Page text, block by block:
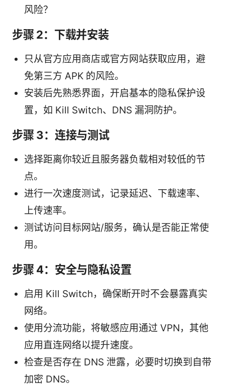
风险？
步骤 2：下载并安装
只从官方应用商店或官方网站获取应用，避
免第三方 APK 的风险。
安装后先熟悉界面，开启基本的隐私保护设
置，如 Kill Switch、DNS 漏洞防护。
步骤 3：连接与测试
选择距离你较近且服务器负载相对较低的节
点。
进行一次速度测试，记录延迟、下载速率、
上传速率。
测试访问目标网站/服务，确认是否能正常使
用。
步骤 4：安全与隐私设置
启用 Kill Switch，确保断开时不会暴露真实
网络。
使用分流功能，将敏感应用通过 VPN，其他
应用直连网络以提升速度。
检查是否存在 DNS 泄露，必要时切换到自带
加密 DNS。